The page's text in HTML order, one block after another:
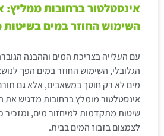
אינסטלטור ברחובות
השימוש החוזר במים
עם העלייה בצריכת המים וההבנה
הגלובלי, השימוש החוזר במים הפך
מים לא רק חוסך במשאבים, אלא גם
אינסטלטור מומלץ ברחובות מדגיש את
שיטות מתקדמות למיחזור מים, ומזכיר
לצמצום בזבוז המים בבית.